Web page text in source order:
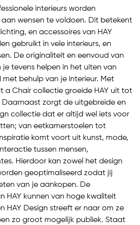
interieurs worden
wensen te voldoen. Dit betekent
en accessoires van HAY
gebruikt in vele interieurs, en
De originaliteit en eenvoud van
je tevens helpen in het uiten van
met behulp van je interieur. Met
a Chair collectie groeide HAY uit tot
Daarnaast zorgt de uitgebreide en
collectie dat er altijd wel iets voor
van eetkamerstoelen tot
komt voort uit kunst, mode,
tussen mensen,
Hierdoor kan zowel het design
geoptimaliseerd zodat jij
van je aankopen. De
HAY kunnen van hoge kwaliteit
HAY Design streeft er naar om ze
zo groot mogelijk publiek. Staat